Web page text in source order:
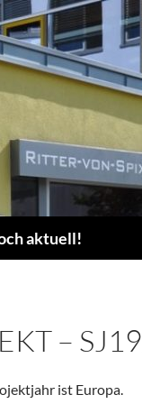
aktuell!
–
ist Europa.